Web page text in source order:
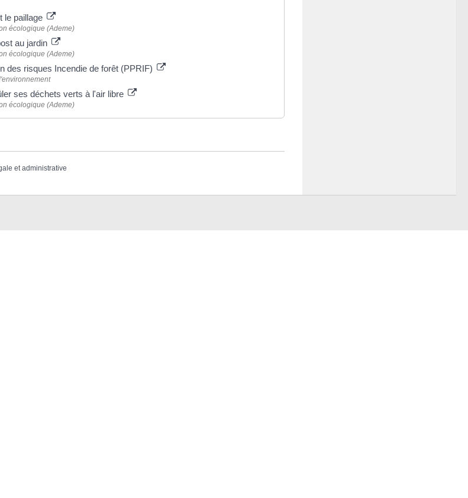
le paillage
écologique (Ademe)
au jardin
écologique (Ademe)
des risques Incendie de forêt (PPRIF)
ses déchets verts à l'air libre
écologique (Ademe)
et administrative